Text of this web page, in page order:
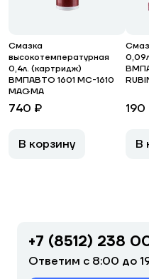
Смазка
высокотемпературная
0,4л. (картридж)
ВМПАВТО 1601 МС-1610
MAGMA
740 ₽
В корзину
190
В
+7 (8512) 238
Ответим с 8:00 до